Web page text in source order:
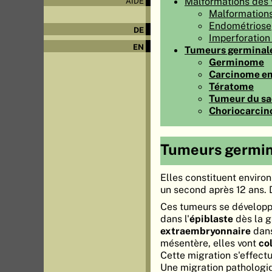
DE
EN
Endométriose
Tumeurs
Germinome
Carcinome
Tératome
Tumeur du
Tumeurs
Elles constituent
un second après 12
Ces tumeurs se
dans l'épiblaste dès la
extraembryonnaire
mésentère, elles vont
Cette migration
Une migration